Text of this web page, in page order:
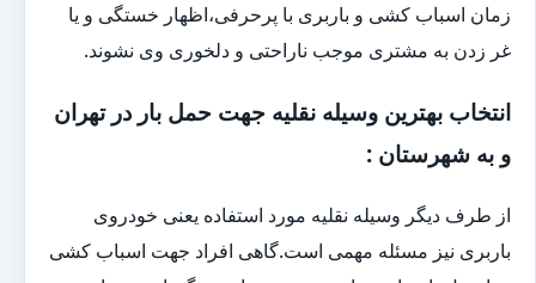
زمان اسباب کشی و باربری با پرحرفی،اظهار خستگی و یا
غر زدن به مشتری موجب ناراحتی و دلخوری وی نشوند.
انتخاب بهترین وسیله نقلیه جهت حمل بار در تهران
و به شهرستان :
از طرف دیگر وسیله نقلیه مورد استفاده یعنی خودروی
باربری نیز مسئله مهمی است.گاهی افراد جهت اسباب کشی